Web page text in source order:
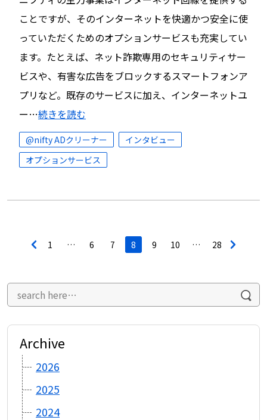
ことですが、そのインターネットを快適かつ安全に使
っていただくためのオプションサービスも充実してい
ます。たとえば、ネット詐欺専用のセキュリティサー
ビスや、有害な広告をブロックするスマートフォンア
プリなど。既存のサービスに加え、インターネットユ
ー…続きを読む
@nifty ADクリーナー
インタビュー
オプションサービス
ー
ョ
1 … 6 7 8 9 10 … 28
Archive
2026
2025
2024